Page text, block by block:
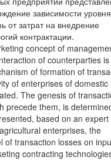
зависимости уровня
от затрат на внедрение
контрактации.
concept of
of counterparties is
of formation of
of enterprises of domestic
The genesis of
precede them, is
based on an expert
enterprises, the
of transaction losses on
contracting